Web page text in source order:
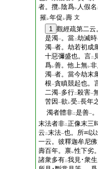
者。攬レ陰爲レ 人假名
摧レ年促 レ壽 文
1 觀經疏第二云
是濁一。當二劫滅時
濁一者。劫若初成
十惡彌盛也。言二
爲レ善。他上無レ
濁一者。當今劫末
根一貪瞋競起也。
二濁一多行二殺害一
苦因 一欲 レ受 二長年
濁者體非二是善一
末法者非二正像末三
云 二末法一也。所
以
一云。彼釋迦牟尼
壽百年。禀レ性下劣
諸衆多有二我見･衆